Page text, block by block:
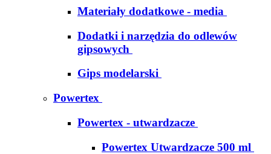
Materiały dodatkowe - media
Dodatki i narzędzia do odlewów
gipsowych
Gips modelarski
Powertex
Powertex - utwardzacze
Powertex Utwardzacze 500 ml